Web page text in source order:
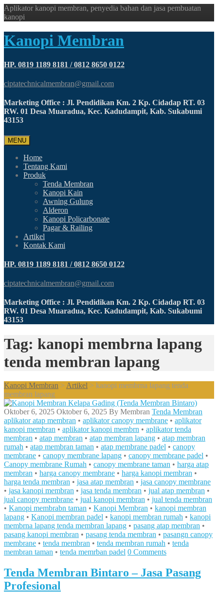
Aplikator kanopi membran, penyedia bahan dan jasa pembuatan
kanopi
Kanopi Membran
HP. 0819 1189 8181 / 0812 8650 0122
ciptatechnicalmembran@gmail.com
Marketing Office : Jl. Pendidikan Km. 2 Kp. Cidadap RT. 03
RW. 01 Desa Muaradua, Kec. Kadudampit, Kab. Sukabumi
43153
MENU
Home
Tentang Kami
Produk
Tenda Membran
Kanopi Kain
Awning Gulung
Alderon
Kanopi Policarbonate
Pagar & Railing
Artikel
Kontak Kami
HP. 0819 1189 8181 / 0812 8650 0122
ciptatechnicalmembran@gmail.com
Marketing Office : Jl. Pendidikan Km. 2 Kp. Cidadap RT. 03
RW. 01 Desa Muaradua, Kec. Kadudampit, Kab. Sukabumi
43153
Tag: kanopi membrna lapang
tenda membran lapang
Kanopi Membran > Artikel > kanopi membrna lapang tenda
membran lapang
Oktober 6, 2025 Oktober 6, 2025 By Membran Tenda Membran
aplikator atap membran • aplikator canopy membrane • aplikator
kanopi membran • aplikator kanopi membrn • aplikator tenda
membran • atap membran • atap membran lapang • atap membran
rumah • atap membran taman • atap membrane padel • canopy
membrane • canopy membrane lapang • canopy membrane padel •
Canopy membrane Rumah • canopy membrane taman • harga atap
membran • harga canopy membrane • harga kanopi membran •
harga tenda membran • jasa atap membran • jasa canopy membrane
• jasa kanopi membran • jasa tenda membran • jual atap membran •
jual canopy membrane • jual kanopi membran • jual tenda membran
• Kanopi membrabn taman • Kanopi Membran • kanopi membran
lapang • Kanopi membran padel • kanopi membran rumah • kanopi
membrna lapang tenda membran lapang • pasang atap membran •
pasang kanopi membran • pasang tenda membran • pasangn canopy
membrane • tenda membran • tenda membran rumah • tenda
membran taman • tenda memrban padel 0 Comments
Tenda Membran Bintaro – Jasa Pasang
Profesional